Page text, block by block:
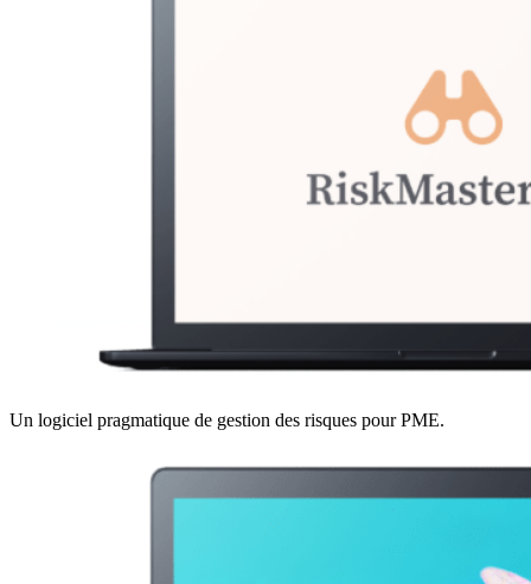
Un logiciel pragmatique de gestion des risques pour PME.